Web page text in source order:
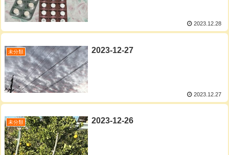
2023.12.28
未分類 2023-12-27
2023.12.27
未分類 2023-12-26